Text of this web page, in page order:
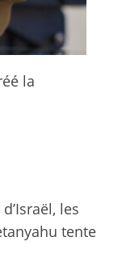
la
les
tente